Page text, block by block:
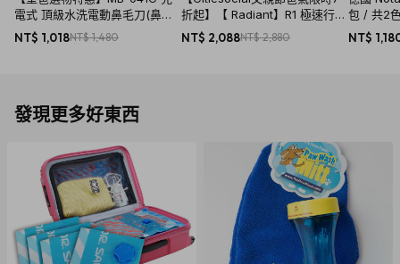
電式 頂級水洗電動鼻毛刀(鼻毛
剪/鼻毛修剪器/鼻毛刀)
NT$ 1,018NT$ 1,480
折起】【 Radiant】R1 極速行動
單肩包 - 五色任選
NT$ 2,088NT$ 2,880
包 / 共2
NT$
發現更多好東西